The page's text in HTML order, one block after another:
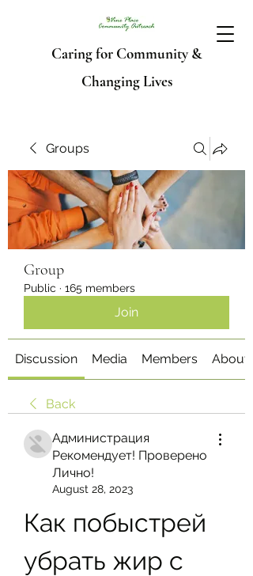
Caring for Community &
Changing Lives
Groups
Group
Public · 165 members
Join
Discussion Media Members About
Back
Администрация
Рекомендует! Проверено
Лично!
August 28, 2023
Как побыстрей
убрать жир с